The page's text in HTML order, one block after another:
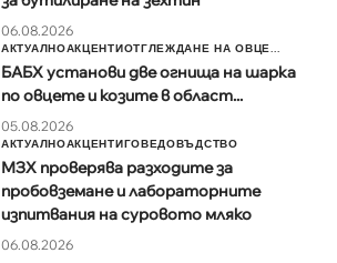
06.08.2026
АКТУАЛНОАКЦЕНТИОТГЛЕЖДАНЕ НА ОВЦЕ...
БАБХ установи две огнища на шарка
по овцете и козите в област...
05.08.2026
АКТУАЛНОАКЦЕНТИГОВЕДОВЪДСТВО
МЗХ проверява разходите за
пробовземане и лабораторните
изпитвания на суровото мляко
06.08.2026